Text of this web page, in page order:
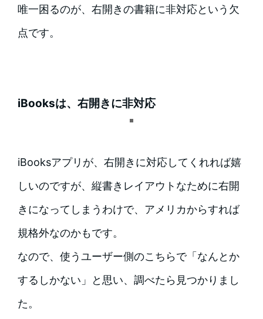
唯一困るのが、右開きの書籍に非対応という欠
点です。
iBooksは、右開きに非対応
iBooksアプリが、右開きに対応してくれれば嬉
しいのですが、縦書きレイアウトなために右開
きになってしまうわけで、アメリカからすれば
規格外なのかもです。
なので、使うユーザー側のこちらで「なんとか
するしかない」と思い、調べたら見つかりまし
た。